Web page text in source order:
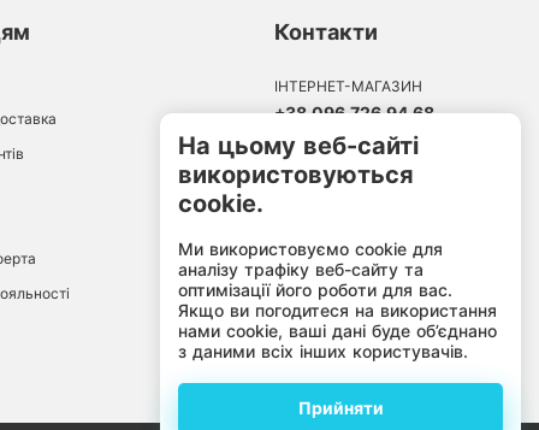
Контакти
ІНТЕРНЕТ-МАГАЗИН
+38 096 726 94 68
Пн-Пт: 10:00-18:00
На цьому веб-сайті
використовуються
cookie.
Ми використовуємо cookie для
аналізу трафіку веб-сайту та
оптимізації його роботи для вас.
Якщо ви погодитеся на використання
нами cookie, ваші дані буде об’єднано
з даними всіх інших користувачів.
Прийняти